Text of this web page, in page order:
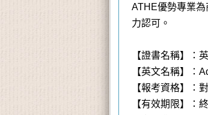
ATHE優勢專業
力認可。
【證書名稱】：
【英文名稱】
【報考資格】：
【有效期限】：